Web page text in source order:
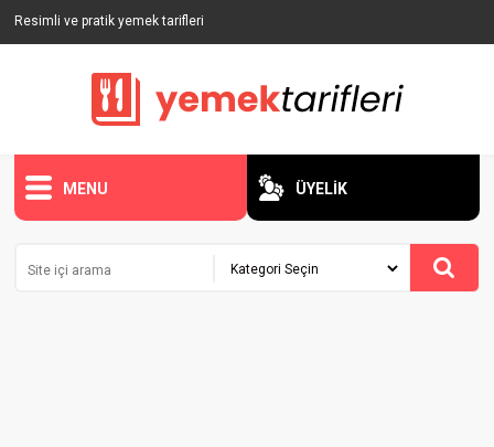
Resimli ve pratik yemek tarifleri
MENU ÜYELİK